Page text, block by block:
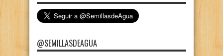
@SEMILLASDEAGUA